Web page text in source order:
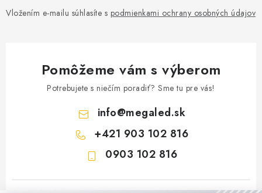
Vložením e-mailu súhlasíte s podmienkami ochrany osobných údajov
Pomôžeme vám s výberom
Potrebujete s niečím poradiť? Sme tu pre vás!
info@megaled.sk
+421 903 102 816
0903 102 816